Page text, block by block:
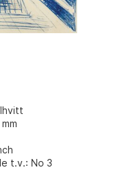
t.v.: No 3